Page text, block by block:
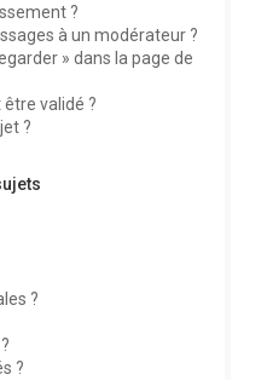
?
à un modérateur ?
» dans la page de
validé ?
?
?
?